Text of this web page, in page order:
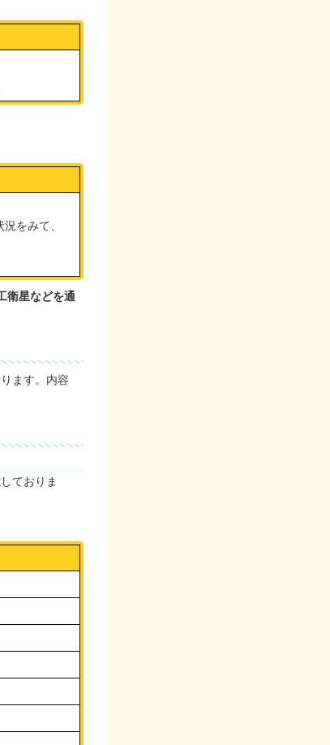
をみて、
衛星などを通
ます。内容
ておりま